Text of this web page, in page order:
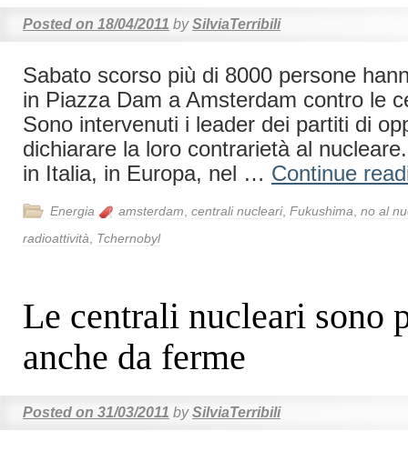
Posted on 18/04/2011 by SilviaTerribili
Sabato scorso più di 8000 persone
in Piazza Dam a Amsterdam contro le
Sono intervenuti i leader dei partiti di
dichiarare la loro contrarietà al
in Italia, in Europa, nel … Continue
Energia amsterdam centrali nucleari, Fukushima no al
radioattività
Tchernobyl
Le centrali nucleari sono
anche da ferme
Posted on 31/03/2011 by SilviaTerribili